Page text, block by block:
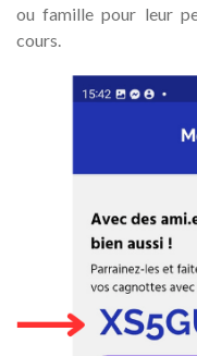
ou famille pour leur
cours.